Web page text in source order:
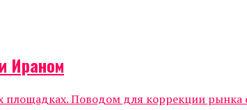
Ираном
Поводом для коррекции рынка